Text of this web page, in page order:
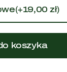
(+19,00zł)
koszyka